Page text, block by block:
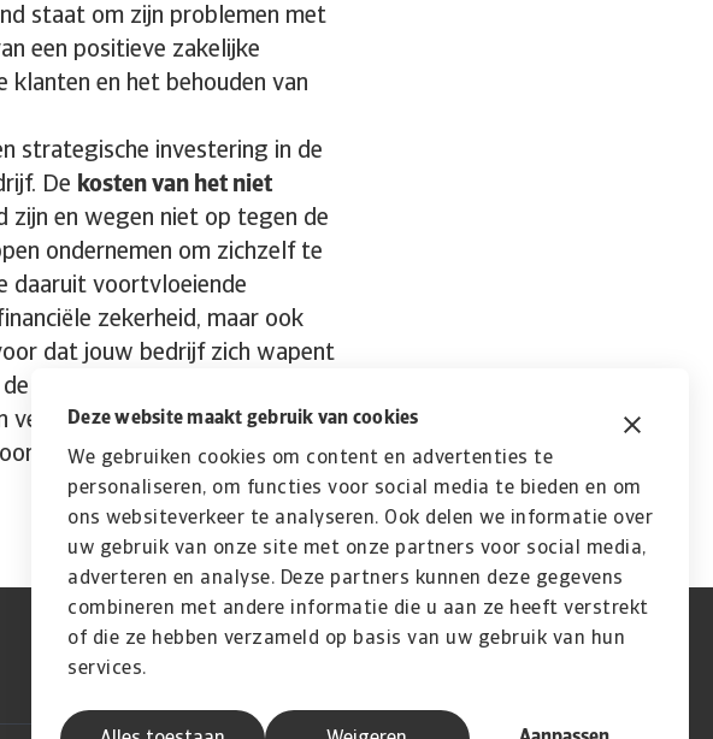
Deze website maakt gebruik van cookies
We gebruiken cookies om content en advertenties te
personaliseren, om functies voor social media te bieden en om
ons websiteverkeer te analyseren. Ook delen we informatie over
uw gebruik van onze site met onze partners voor social media,
adverteren en analyse. Deze partners kunnen deze gegevens
combineren met andere informatie die u aan ze heeft verstrekt
of die ze hebben verzameld op basis van uw gebruik van hun
services.
staat om zijn problemen met
een positieve zakelijke
klanten en het behouden van
strategische investering in de
De kosten van het niet
zijn en wegen niet op tegen de
ondernemen om zichzelf te
daaruit voortvloeiende
zekerheid, maar ook
dat jouw bedrijf zich wapent
bescherming die een
veiligheidsnet; het is de sleutel
jouw bedrijf.